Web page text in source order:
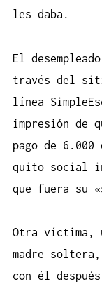
les daba.
El
través del
línea
impresión de
pago de
quito social
que fuera su
Otra víctima,
madre
con él